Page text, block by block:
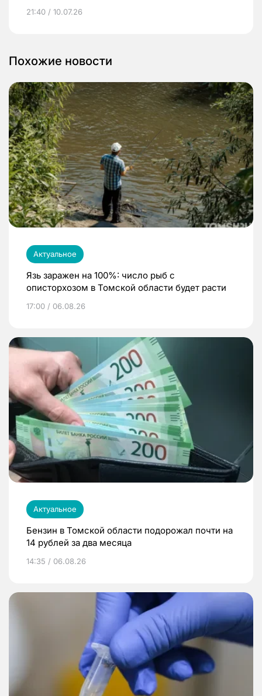
21:40 / 10.07.26
Похожие новости
Актуальное
Язь заражен на 100%: число рыб с
описторхозом в Томской области будет расти
17:00 / 06.08.26
Актуальное
Бензин в Томской области подорожал почти на
14 рублей за два месяца
14:35 / 06.08.26